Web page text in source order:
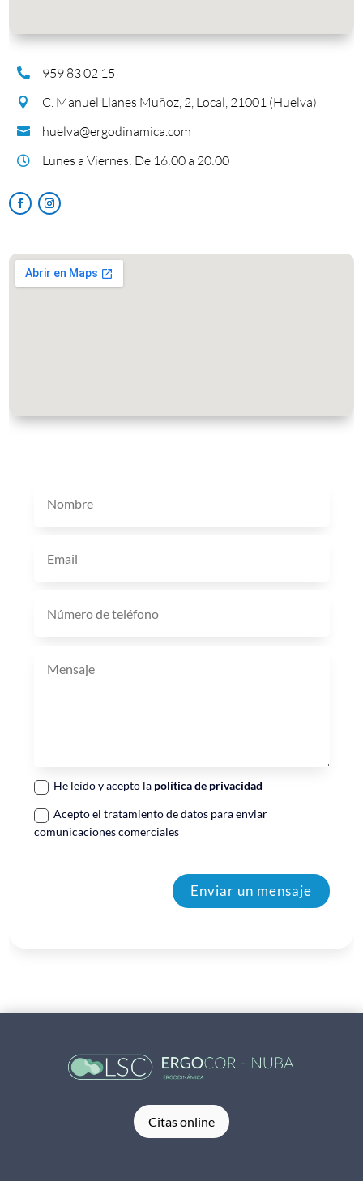
 959 83 02 15
 C. Manuel Llanes Muñoz, 2, Local, 21001 (Huelva)
 huelva@ergodinamica.com
 Lunes a Viernes: De 16:00 a 20:00
He leído y acepto la política de privacidad
Acepto el tratamiento de datos para enviar
comunicaciones comerciales
Enviar un mensaje
Citas online